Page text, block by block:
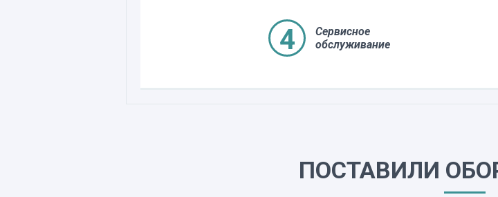
Сервисное
обслуживание
ПОСТАВИЛИ